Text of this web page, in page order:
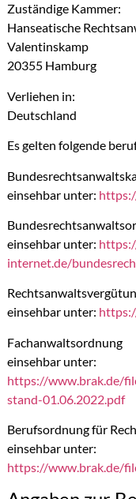
Zuständige Kammer:
Hanseatische
Valentinskamp
20355 Hamburg
Verliehen in:
Deutschland
Es gelten folgende
einsehbar unter:
einsehbar unter:
internet.de/
einsehbar unter:
Fachanwaltsordnung
einsehbar unter:
https://www.brak.de/
stand-01.06.2022.pdf
Berufsordnung für
einsehbar unter:
https://www.brak.de/